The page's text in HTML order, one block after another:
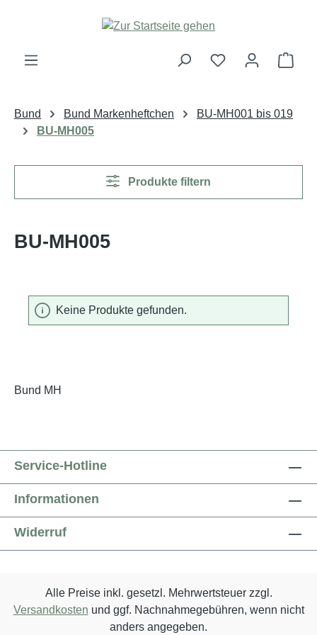
Zum Hauptinhalt springen
Bund Bund Markenheftchen
BU-MH001 bis 019
BU-MH005
Produkte filtern
BU-MH005
Keine Produkte gefunden.
Bund MH
Service-Hotline
Informationen
Widerruf
Alle Preise inkl. gesetzl. Mehrwertsteuer zzgl.
Versandkosten und ggf. Nachnahmegebühren, wenn nicht
anders angegeben.